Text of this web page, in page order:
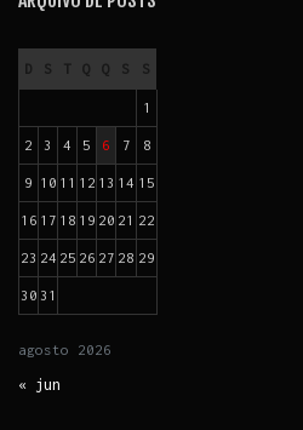
agosto 2026
D S T Q Q S S
1
2 3 4 5 6 7 8
9 10 11 12 13 14 15
16 17 18 19 20 21 22
23 24 25 26 27 28 29
30 31
« jun